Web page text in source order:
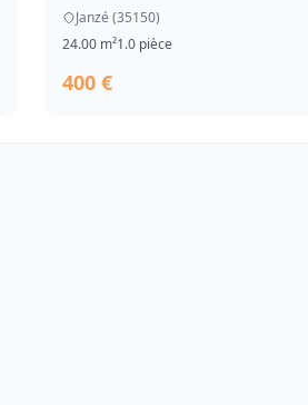
Janzé (35150)
24.00 m²1.0 pièce
400 €